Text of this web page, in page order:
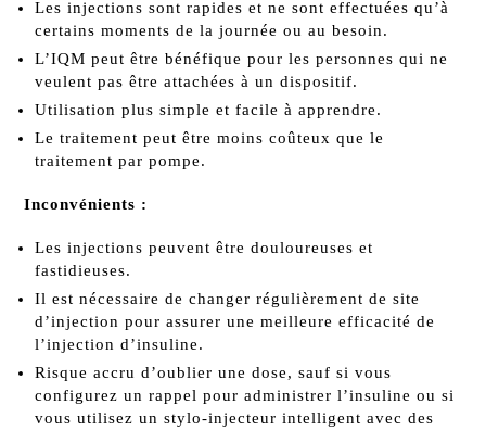
Les injections sont rapides et ne sont effectuées qu’à
certains moments de la journée ou au besoin.
L’IQM peut être bénéfique pour les personnes qui ne
veulent pas être attachées à un dispositif.
Utilisation plus simple et facile à apprendre.
Le traitement peut être moins coûteux que le
traitement par pompe.
Inconvénients :
Les injections peuvent être douloureuses et
fastidieuses.
Il est nécessaire de changer régulièrement de site
d’injection pour assurer une meilleure efficacité de
l’injection d’insuline.
Risque accru d’oublier une dose, sauf si vous
configurez un rappel pour administrer l’insuline ou si
vous utilisez un stylo-injecteur intelligent avec des